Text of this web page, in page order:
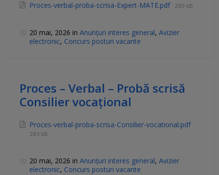
Proces-verbal-proba-scrisa-Expert-MATE.pdf 280 kB
20 mai, 2026 in Anunțuri interes general, Avizier
electronic, Concurs posturi vacante
Proces – Verbal – Probă scrisă
Consilier vocațional
Proces-verbal-proba-scrisa-Consilier-vocational.pdf
283 kB
20 mai, 2026 in Anunțuri interes general, Avizier
electronic, Concurs posturi vacante